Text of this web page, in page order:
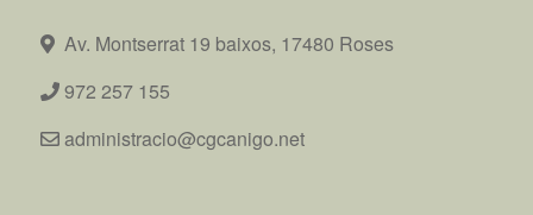
Av. Montserrat 19 baixos, 17480 Roses
972 257 155
administracio@cgcanigo.net